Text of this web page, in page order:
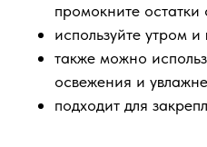
промокните остатки
используйте утром и
также можно
освежения и
подходит для